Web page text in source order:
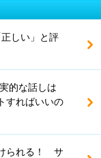
しい」と評
的な話しは
すればいいの
けられる！ サ